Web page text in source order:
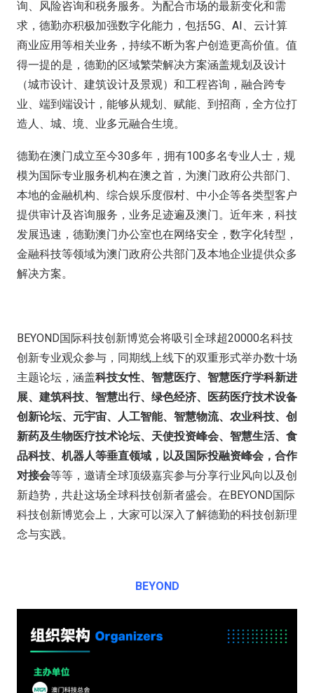
询、风险咨询和税务服务。为配合市场的最新变化和需
求，德勤亦积极加强数字化能力，包括5G、AI、云计算
商业应用等相关业务，持续不断为客户创造更高价值。值
得一提的是，德勤的区域繁荣解决方案涵盖规划及设计
（城市设计、建筑设计及景观）和工程咨询，融合跨专
业、端到端设计，能够从规划、赋能、到招商，全方位打
造人、城、境、业多元融合生境。
德勤在澳门成立至今30多年，拥有100多名专业人士，规
模为国际专业服务机构在澳之首，为澳门政府公共部门、
本地的金融机构、综合娱乐度假村、中小企等各类型客户
提供审计及咨询服务，业务足迹遍及澳门。近年来，科技
发展迅速，德勤澳门办公室也在网络安全，数字化转型，
金融科技等领域为澳门政府公共部门及本地企业提供众多
解决方案。
BEYOND国际科技创新博览会将吸引全球超20000名科技
创新专业观众参与，同期线上线下的双重形式举办数十场
主题论坛，涵盖科技女性、智慧医疗、智慧医疗学科新进
展、建筑科技、智慧出行、绿色经济、医药医疗技术设备
创新论坛、元宇宙、人工智能、智慧物流、农业科技、创
新药及生物医疗技术论坛、天使投资峰会、智慧生活、食
品科技、机器人等垂直领域，以及国际投融资峰会，合作
对接会等等，邀请全球顶级嘉宾参与分享行业风向以及创
新趋势，共赴这场全球科技创新者盛会。在BEYOND国际
科技创新博览会上，大家可以深入了解德勤的科技创新理
念与实践。
BEYOND